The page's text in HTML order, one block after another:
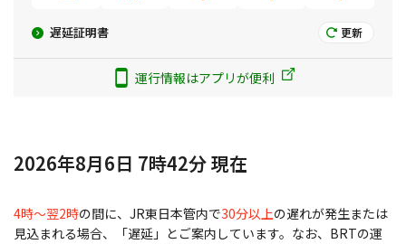
更新
遅延証明書
運行情報はアプリが便利
2026年8月6日 7時42分 現在
4時～翌2時の間に、JR東日本管内で30分以上の遅れが発生または
見込まれる場合、「遅延」とご案内しています。なお、BRTの運